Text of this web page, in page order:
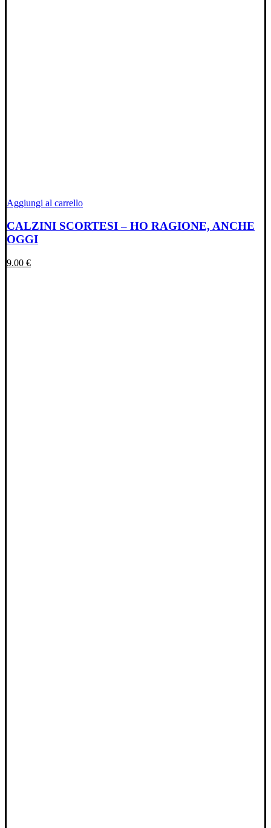
Aggiungi al carrello
CALZINI SCORTESI – HO RAGIONE, ANCHE
OGGI
9.00 €